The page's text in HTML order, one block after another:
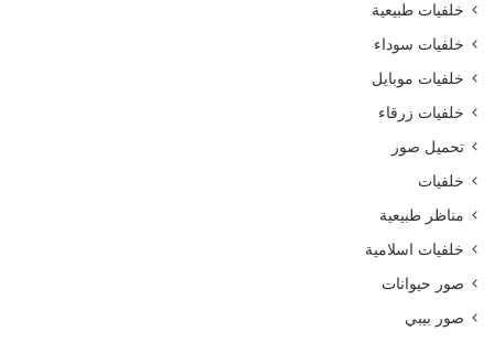
خلفيات طبيعية
خلفيات سوداء
خلفيات موبايل
خلفيات زرقاء
تحميل صور
خلفيات
مناظر طبيعية
خلفيات اسلامية
صور حيوانات
صور بيبي